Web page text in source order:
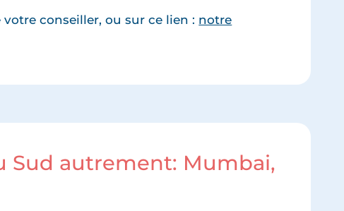
conseiller, ou sur ce lien : notre
Sud autrement: Mumbai,